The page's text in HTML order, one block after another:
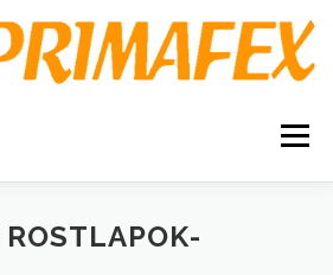
Menü
KAPCSOLAT TERMÉKEK
ROSTLAPOK-